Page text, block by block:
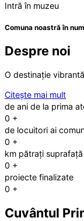
Intră în muzeu
Comuna noastră în
Despre noi
O destinație
Citește mai mult
de ani de la prima
0 +
de locuitori ai
0 +
km pătrați suprafață
0 +
proiecte finalizate
0 +
Cuvântul